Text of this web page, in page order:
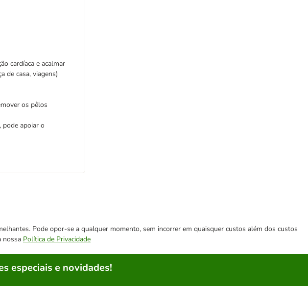
cardíaca e acalmar
de casa, viagens)
os pêlos
pode apoiar o
Pode opor-se a qualquer momento, sem incorrer em quaisquer custos além dos custos
nossa Política de Privacidade
especiais e novidades!